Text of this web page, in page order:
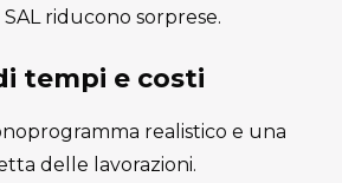
SAL riducono sorprese.
tempi e costi
realistico e una
delle lavorazioni.